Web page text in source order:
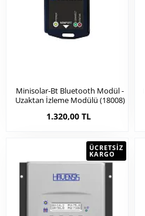
Minisolar-Bt Bluetooth Modül -
Uzaktan İzleme Modülü (18008)
1.320,00 TL
ÜCRETSIZ
KARGO